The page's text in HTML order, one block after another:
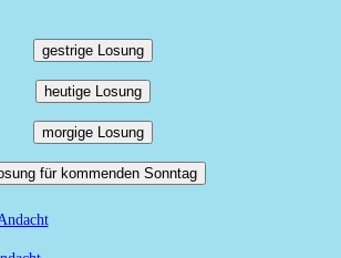
gestrige Losung
heutige Losung
morgige Losung
für kommenden Sonntag